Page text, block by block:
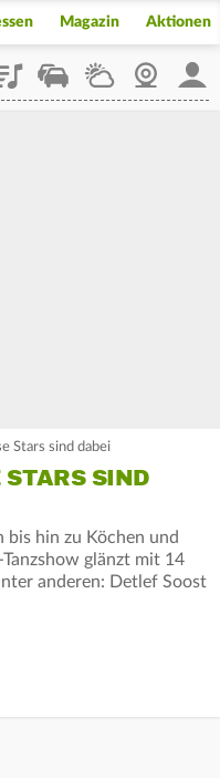
Magazin Aktionen
StaupilotWetterWebcam
Stars sind dabei
SIND
hin zu Köchen und
glänzt mit 14
anderen: Detlef Soost